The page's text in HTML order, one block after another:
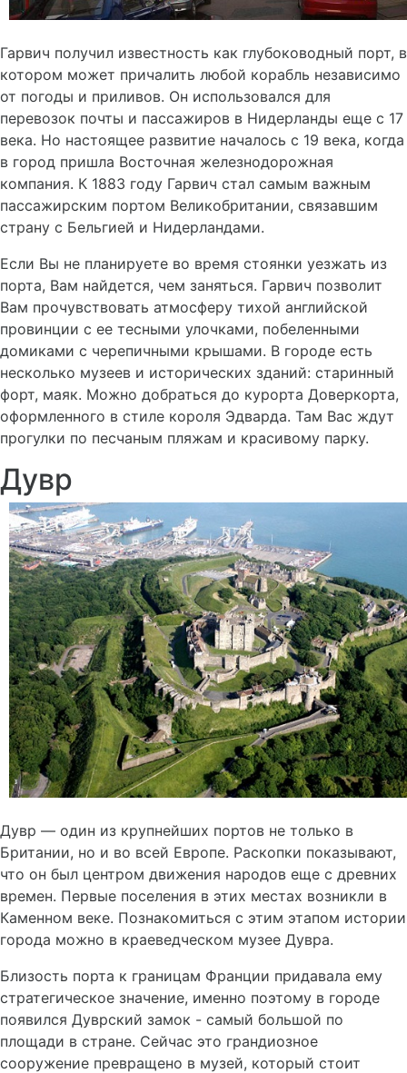
Гарвич получил известность как глубоководный порт, в
котором может причалить любой корабль независимо
от погоды и приливов. Он использовался для
перевозок почты и пассажиров в Нидерланды еще с 17
века. Но настоящее развитие началось с 19 века, когда
в город пришла Восточная железнодорожная
компания. К 1883 году Гарвич стал самым важным
пассажирским портом Великобритании, связавшим
страну с Бельгией и Нидерландами.
Если Вы не планируете во время стоянки уезжать из
порта, Вам найдется, чем заняться. Гарвич позволит
Вам прочувствовать атмосферу тихой английской
провинции с ее тесными улочками, побеленными
домиками с черепичными крышами. В городе есть
несколько музеев и исторических зданий: старинный
форт, маяк. Можно добраться до курорта Доверкорта,
оформленного в стиле короля Эдварда. Там Вас ждут
прогулки по песчаным пляжам и красивому парку.
Дувр
Дувр — один из крупнейших портов не только в
Британии, но и во всей Европе. Раскопки показывают,
что он был центром движения народов еще с древних
времен. Первые поселения в этих местах возникли в
Каменном веке. Познакомиться с этим этапом истории
города можно в краеведческом музее Дувра.
Близость порта к границам Франции придавала ему
стратегическое значение, именно поэтому в городе
появился Дуврский замок - самый большой по
площади в стране. Сейчас это грандиозное
сооружение превращено в музей, который стоит